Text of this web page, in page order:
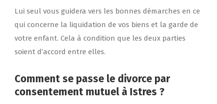
Lui seul vous guidera vers les bonnes démarches en ce
qui concerne la liquidation de vos biens et la garde de
votre enfant. Cela à condition que les deux parties
soient d’accord entre elles.
Comment se passe le divorce par
consentement mutuel à Istres ?